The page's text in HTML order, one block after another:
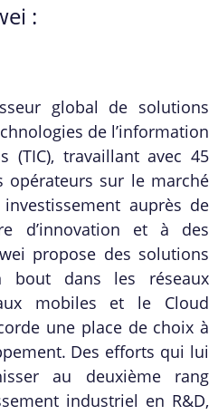
:
global de solutions
de l’information
(TIC), travaillant avec 45
opérateurs sur le marché
auprès de
d’innovation et à des
propose des solutions
bout dans les réseaux
mobiles et le Cloud
une place de choix à
Des efforts qui lui
au deuxième rang
industriel en R&D,